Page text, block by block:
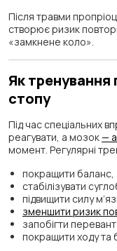
Після травми
створює ризик
«замкнене коло».
Як тренування
стопу
Під час спеціальних
реагувати, а мозок—
момент. Регулярні
покращити баланс,
стабілізувати
підвищити силу
зменшити ризик
запобігти
покращити ходу та